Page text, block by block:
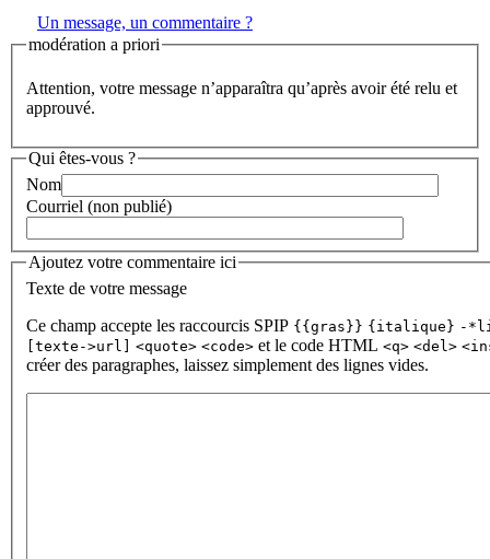
Un message, un commentaire ?
modération a priori
Attention, votre message n’apparaîtra qu’après avoir été relu et
approuvé.
Qui êtes-vous ?
Nom
Courriel (non publié)
Ajoutez votre commentaire ici
Texte de votre message
Ce champ accepte les raccourcis SPIP {{gras}} {italique} -
[texte->url]
<quote> <code> et le code HTML <q> <del>
créer des paragraphes, laissez simplement des lignes vides.